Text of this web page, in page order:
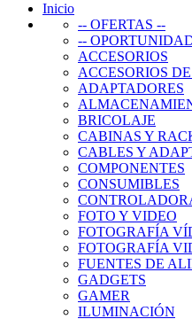
Inicio
-- OFERTAS --
--
ACCESORIOS
ACCESORIOS
ADAPTADORES
BRICOLAJE
CABINAS Y
CABLES Y
COMPONENTES
CONSUMIBLES
FOTO Y VIDEO
FOTOGRAFÍA
FOTOGRAFÍA
FUENTES DE
GADGETS
GAMER
ILUMINACIÓN